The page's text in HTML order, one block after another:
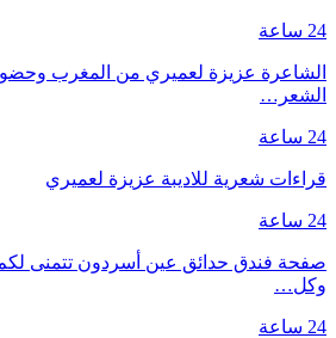
24 ساعة
الشاعرة عزيزة لعميري من المغرب
الشعر…
24 ساعة
قراءات شعرية للاديبة عزيزة لعميري
24 ساعة
صفحة فندق حدائق عين أسردون تتمنى
وكل…
24 ساعة